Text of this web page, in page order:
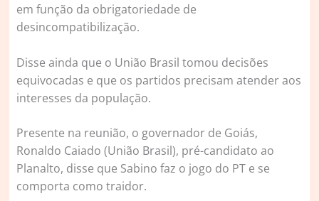
em função da obrigatoriedade de
desincompatibilização.
Disse ainda que o União Brasil tomou decisões
equivocadas e que os partidos precisam atender aos
interesses da população.
Presente na reunião, o governador de Goiás,
Ronaldo Caiado (União Brasil), pré-candidato ao
Planalto, disse que Sabino faz o jogo do PT e se
comporta como traidor.